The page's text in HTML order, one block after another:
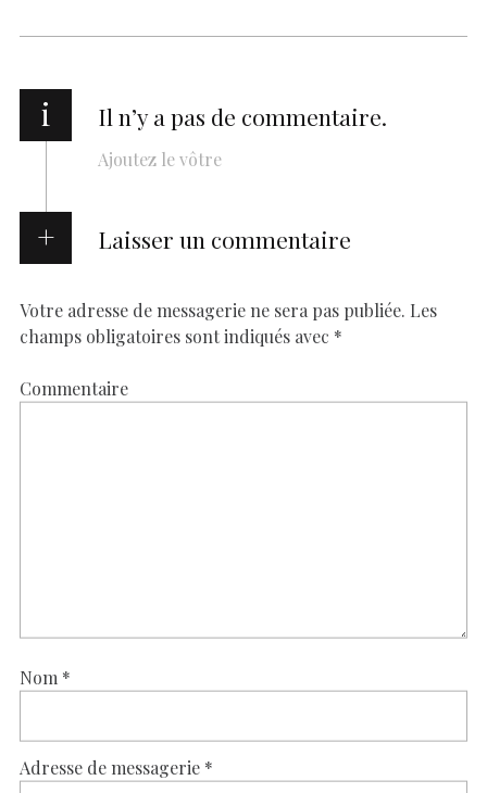
i Il n’y a pas de commentaire.
Ajoutez le vôtre
Laisser un commentaire
Votre adresse de messagerie ne sera pas publiée. Les
champs obligatoires sont indiqués avec *
Commentaire
Nom *
Adresse de messagerie *